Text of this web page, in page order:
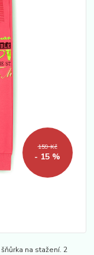
159 Kč
- 15 %
na stažení. 2